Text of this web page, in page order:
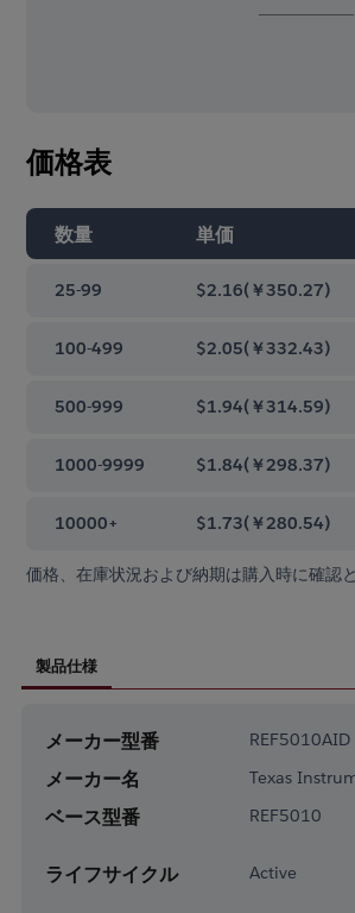
価格表
数量 単価
25-99 $2.16(￥350.27)
100-499 $2.05(￥332.43)
500-999 $1.94(￥314.59)
1000-9999 $1.84(￥298.37)
10000+ $1.73(￥280.54)
価格、在庫状況および納期は購入時に確認
製品仕様
メーカー型番 REF5010AID
メーカー名 Texas
ベース型番 REF5010
ライフサイクル Active